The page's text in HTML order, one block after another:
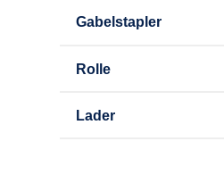
Gabelstapler
Rolle
Lader